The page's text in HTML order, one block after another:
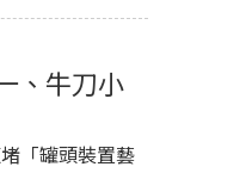
、牛刀小
「罐頭裝置藝